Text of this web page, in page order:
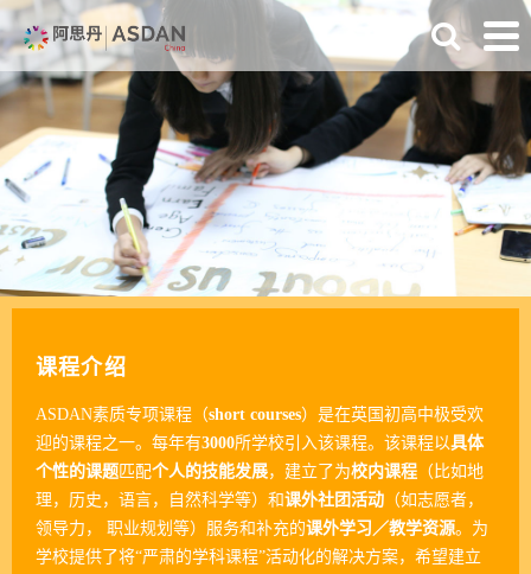
课程介绍
ASDAN素质专项课程（short courses）是在英国初高中极受欢
迎的课程之一。每年有3000所学校引入该课程。该课程以具体
个性的课题 匹配个人的技能发展，建立了为校内课程 （比如地
理，历史，语言，自然科学等）和课外社团活动 （如志愿者，
领导力， 职业规划等）服务和补充的课外学习／教学资源。为
学校提供了将“严肃的学科课程”活动化的解决方案，希望建立